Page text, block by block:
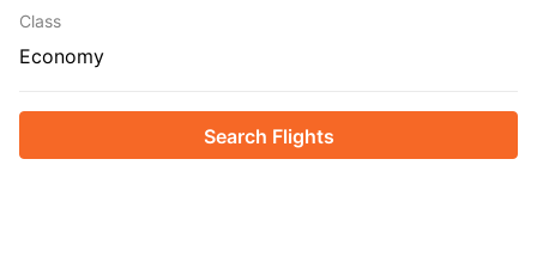
Class
Economy